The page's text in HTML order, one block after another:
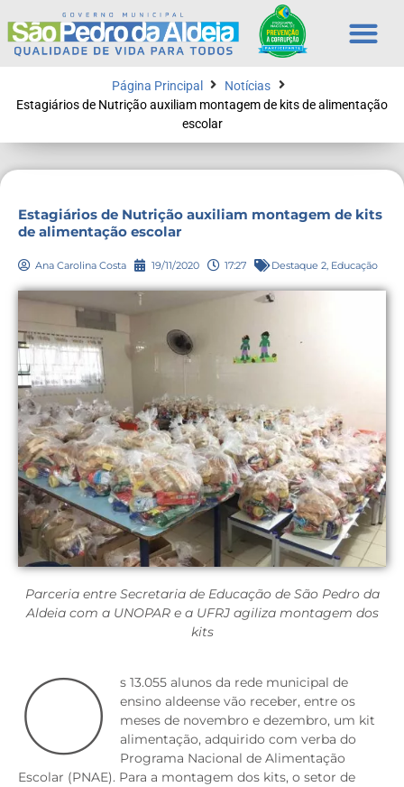
Página Principal
Notícias
Estagiários de Nutrição auxiliam montagem de kits de alimentação
escolar
Estagiários de Nutrição auxiliam montagem de kits
de alimentação escolar
Ana Carolina Costa 19/11/2020 17:27 Destaque 2 Educação
Parceria entre Secretaria de Educação de São Pedro da
Aldeia com a UNOPAR e a UFRJ agiliza montagem dos
kits
O
s 13.055 alunos da rede municipal de
ensino aldeense vão receber, entre os
meses de novembro e dezembro, um kit
alimentação, adquirido com verba do
Programa Nacional de Alimentação
Escolar (PNAE). Para a montagem dos kits, o setor de